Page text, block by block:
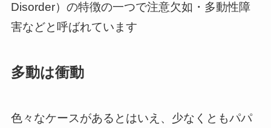
Disorder）の特徴の一つで注意欠如・多動性障
害などと呼ばれています
多動は衝動
色々なケースがあるとはいえ、少なくともパパ